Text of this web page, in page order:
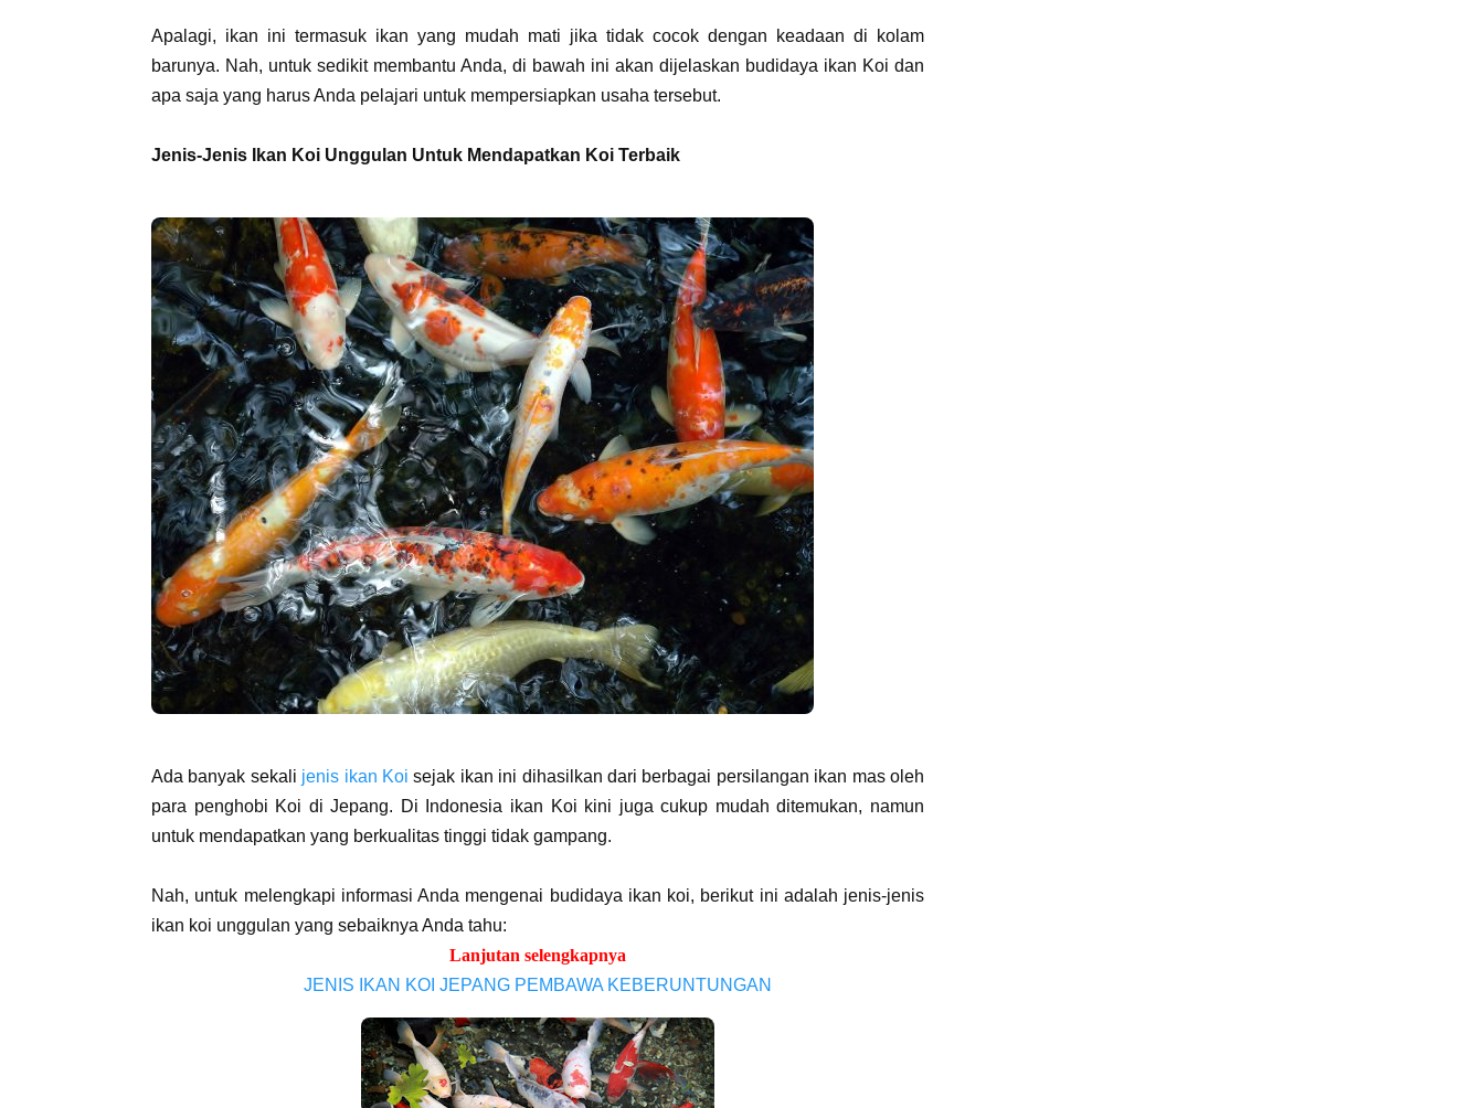
Apalagi, ikan ini termasuk ikan yang mudah mati jika tidak cocok dengan keadaan di kolam
barunya. Nah, untuk sedikit membantu Anda, di bawah ini akan dijelaskan budidaya ikan Koi dan
apa saja yang harus Anda pelajari untuk mempersiapkan usaha tersebut.
Jenis-Jenis Ikan Koi Unggulan Untuk Mendapatkan Koi Terbaik
Ada banyak sekali jenis ikan Koi sejak ikan ini dihasilkan dari berbagai persilangan ikan mas oleh
para penghobi Koi di Jepang. Di Indonesia ikan Koi kini juga cukup mudah ditemukan, namun
untuk mendapatkan yang berkualitas tinggi tidak gampang.
Nah, untuk melengkapi informasi Anda mengenai budidaya ikan koi, berikut ini adalah jenis-jenis
ikan koi unggulan yang sebaiknya Anda tahu:
Lanjutan selengkapnya
JENIS IKAN KOI JEPANG PEMBAWA KEBERUNTUNGAN